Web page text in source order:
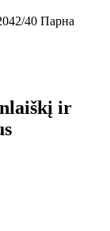
40 Парна
ir